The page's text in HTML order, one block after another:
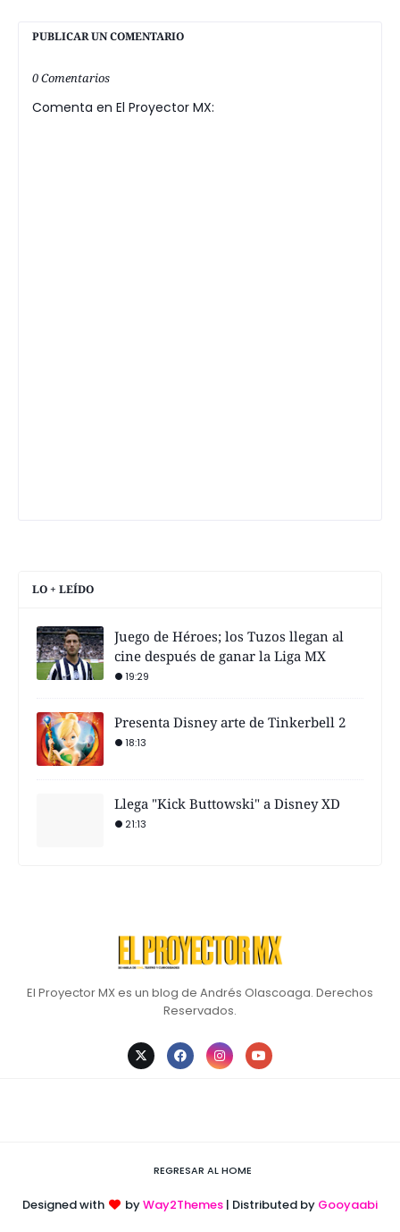
PUBLICAR UN COMENTARIO
0 Comentarios
Comenta en El Proyector MX:
LO + LEÍDO
Juego de Héroes; los Tuzos llegan al
cine después de ganar la Liga MX
19:29
Presenta Disney arte de Tinkerbell 2
18:13
Llega "Kick Buttowski" a Disney XD
21:13
El Proyector MX es un blog de Andrés Olascoaga. Derechos
Reservados.
REGRESAR AL HOME
Designed with byWay2Themes | Distributed by Gooyaabi